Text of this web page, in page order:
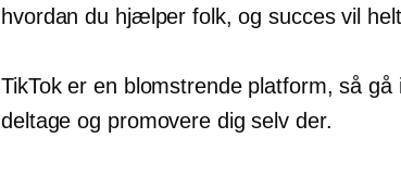
hvordan du hjælper folk, og succes vil
TikTok er en blomstrende platform, så
deltage og promovere dig selv der.